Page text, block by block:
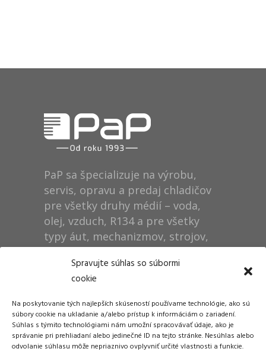
Spravujte súhlas so súbormi
cookie
Na poskytovanie tých najlepších skúseností používame technológie, ako sú
súbory cookie na ukladanie a/alebo prístup k informáciám o zariadení.
Súhlas s týmito technológiami nám umožní spracovávať údaje, ako je
správanie pri prehliadaní alebo jedinečné ID na tejto stránke. Nesúhlas alebo
odvolanie súhlasu môže nepriaznivo ovplyvniť určité vlastnosti a funkcie.
PaP sa špecializuje na výrobu,
servis, opravu a predaj chladičov
pre všetky druhy médií – voda,
olej, vzduch, R134 a pre všetky
typy áut, mechanizmov, strojov,
technológií, rušňov…
Dušan Pytel P a P
ŠM Stráže
058 01 Poprad